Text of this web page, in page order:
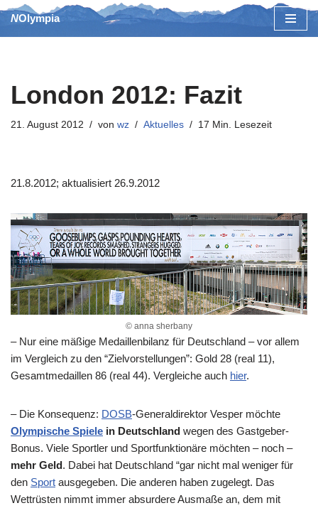
Zum
NOlympia
London 2012: Fazit
21. August 2012 von wz Aktuelles 17 Min. Lesezeit
21.8.2012; aktualisiert 26.9.2012
© anna sherbany
– Nur eine mäßige Medaillenbilanz für Deutschland – vor allem
im Vergleich zu den “Zielvorstellungen”: Gold 28 (real 11),
Gesamtmedaillen 86 (real 44). Vergleiche auch hier.
– Die Konsequenz: DOSB-Generaldirektor Vesper möchte
Olympische Spiele in Deutschland wegen des Gastgeber-
Bonus. Viele Sportler und Sportfunktionäre möchten – noch –
mehr Geld. Dabei hat Deutschland “gar nicht mal weniger für
den Sport ausgegeben. Die anderen haben zugelegt. Das
Wettrüsten nimmt immer absurdere Ausmaße an, dem mit